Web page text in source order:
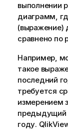
выполнении
диаграмм,
(выражение)
сравнено по
Например,
такое
последний
требуется
измерением
предыдущий
году.